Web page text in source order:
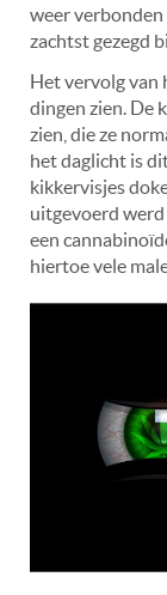
weer verbonden
zachtst gezegd
Het vervolg van
dingen zien. De
zien, die ze
het daglicht is
kikkervisjes
uitgevoerd
een
hiertoe vele